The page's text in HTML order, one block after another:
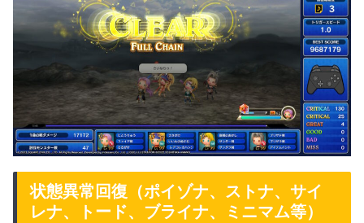
状態異常回復（ポイゾナ、ストナ、サイ
レナ、トード、ブライナ、ミニマム等）